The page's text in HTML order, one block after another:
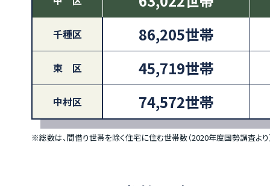
千種区 86,205世帯
東 区 45,719世帯
中村区 74,572世帯
※総数は、間借り世帯を除く住宅に住む世帯数（2020年度国勢調査より